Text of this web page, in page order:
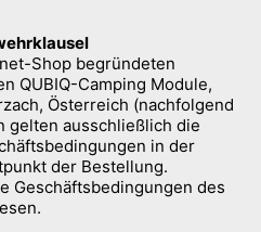
Shop begründeten
QUBIQ-Camping Module,
Österreich (nachfolgend
gelten ausschließlich die
in der
der Bestellung.
Geschäftsbedingungen des